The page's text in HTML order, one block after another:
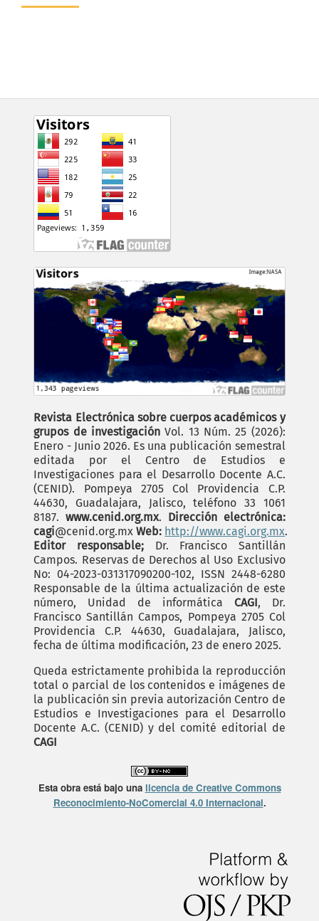
Revista Electrónica sobre cuerpos académicos y
grupos de investigación Vol. 13 Núm. 25 (2026):
Enero - Junio 2026. Es una publicación semestral
editada por el Centro de Estudios e
Investigaciones para el Desarrollo Docente A.C.
(CENID). Pompeya 2705 Col Providencia C.P.
44630, Guadalajara, Jalisco, teléfono 33 1061
8187.www.cenid.org.mx. Dirección electrónica:
cagi@cenid.org.mxWeb: http://www.cagi.org.mx.
Editor responsable;Dr. Francisco Santillán
Campos. Reservas de Derechos al Uso Exclusivo
No: 04-2023-031317090200-102, ISSN 2448-6280
Responsable de la última actualización de este
número, Unidad de informática CAGI, Dr.
Francisco Santillán Campos, Pompeya 2705 Col
Providencia C.P. 44630, Guadalajara, Jalisco,
fecha de última modificación, 23 de enero 2025.
Queda estrictamente prohibida la reproducción
total o parcial de los contenidos e imágenes de
la publicación sin previa autorización Centro de
Estudios e Investigaciones para el Desarrollo
Docente A.C. (CENID) y del comité editorial de
CAGI
Esta obra está bajo una licencia de Creative Commons
Reconocimiento-NoComercial 4.0 Internacional.